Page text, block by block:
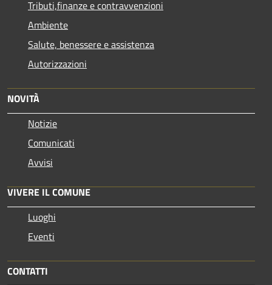
Tributi,finanze e contravvenzioni
Ambiente
Salute, benessere e assistenza
Autorizzazioni
NOVITÀ
Notizie
Comunicati
Avvisi
VIVERE IL COMUNE
Luoghi
Eventi
CONTATTI